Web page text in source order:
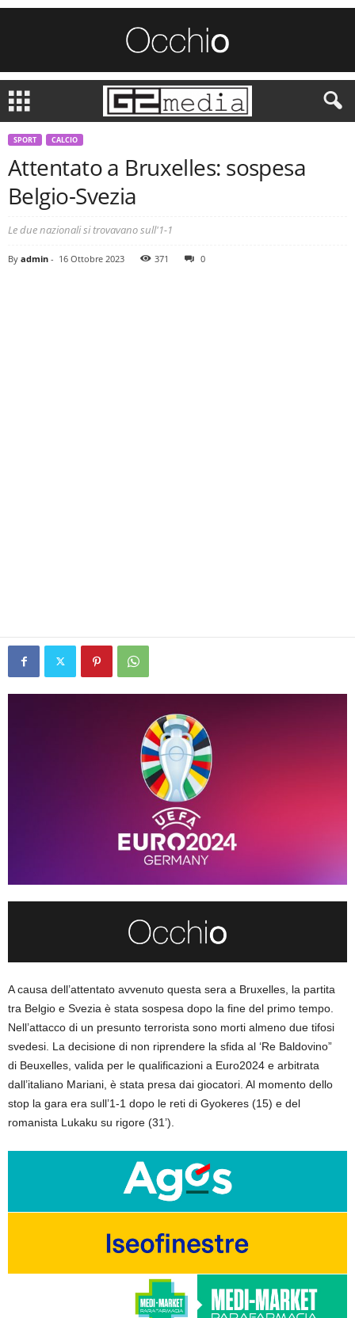
SPORT CALCIO
Attentato a Bruxelles: sospesa
Belgio-Svezia
Le due nazionali si trovavano sull'1-1
By admin - 16 Ottobre 2023 371 0
A causa dell’attentato avvenuto questa sera a Bruxelles, la partita
tra Belgio e Svezia è stata sospesa dopo la fine del primo tempo.
Nell’attacco di un presunto terrorista sono morti almeno due tifosi
svedesi. La decisione di non riprendere la sfida al ‘Re Baldovino”
di Beuxelles, valida per le qualificazioni a Euro2024 e arbitrata
dall’italiano Mariani, è stata presa dai giocatori. Al momento dello
stop la gara era sull’1-1 dopo le reti di Gyokeres (15) e del
romanista Lukaku su rigore (31’).